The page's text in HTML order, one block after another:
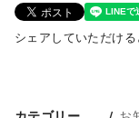
シェアしていただけ